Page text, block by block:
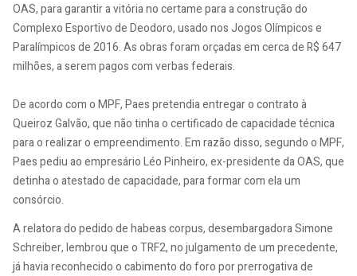
OAS, para garantir a vitória no certame para a construção do
Complexo Esportivo de Deodoro, usado nos Jogos Olímpicos e
Paralímpicos de 2016. As obras foram orçadas em cerca de R$ 647
milhões, a serem pagos com verbas federais.
De acordo com o MPF, Paes pretendia entregar o contrato à
Queiroz Galvão, que não tinha o certificado de capacidade técnica
para o realizar o empreendimento. Em razão disso, segundo o MPF,
Paes pediu ao empresário Léo Pinheiro, ex-presidente da OAS, que
detinha o atestado de capacidade, para formar com ela um
consórcio.
A relatora do pedido de habeas corpus, desembargadora Simone
Schreiber, lembrou que o TRF2, no julgamento de um precedente,
já havia reconhecido o cabimento do foro por prerrogativa de